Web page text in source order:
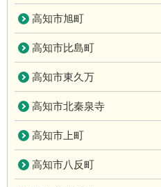
高知市旭町
高知市比島町
高知市東久万
高知市北秦泉寺
高知市上町
高知市八反町